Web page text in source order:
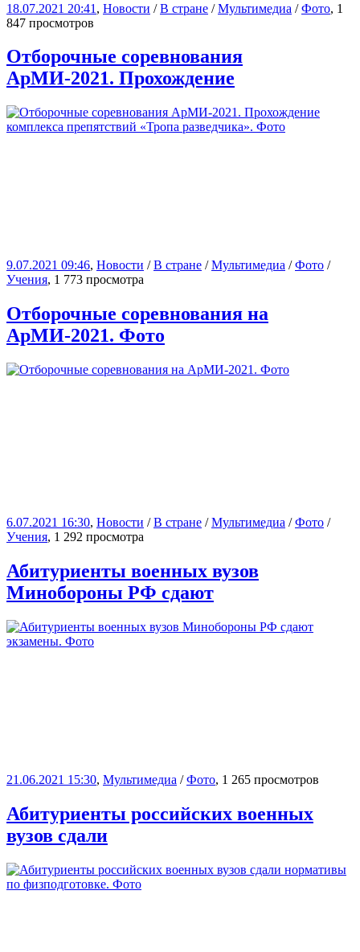
18.07.2021 20:41 , Новости /В стране /Мультимедиа /Фото, 1
847 просмотров
Отборочные соревнования
АрМИ-2021. Прохождение
9.07.2021 09:46, Новости /В стране /Мультимедиа /Фото /
Учения, 1 773 просмотра
Отборочные соревнования на
АрМИ-2021. Фото
6.07.2021 16:30, Новости /В стране /Мультимедиа /Фото /
Учения, 1 292 просмотра
Абитуриенты военных вузов
Минобороны РФ сдают
21.06.2021 15:30, Мультимедиа /Фото, 1 265 просмотров
Абитуриенты российских военных
вузов сдали